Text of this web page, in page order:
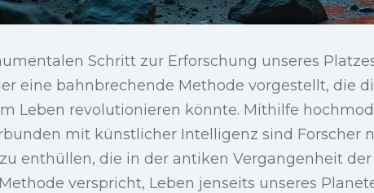
Schritt zur Erforschung unseres
eine bahnbrechende Methode vorgestellt, die
Leben revolutionieren könnte. Mithilfe
mit künstlicher Intelligenz sind Forscher
enthüllen, die in der antiken Vergangenheit
verspricht, Leben jenseits unseres